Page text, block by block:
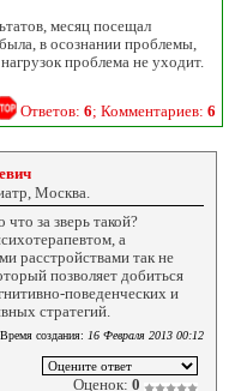
месяц посещал
в осознании проблемы,
проблема не уходит.
Ответов: 6; Комментариев: 6
Москва.
за зверь такой?
а
расстройствами так не
позволяет добиться
поведенческих и
стратегий.
Время создания: 16 Февраля 2013 00:12
Оценок: 0